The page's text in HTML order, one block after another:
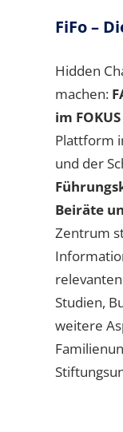
FiFo –
Hidden
machen:
im FOKUS
Plattform
und der
Beiräte
Zentrum
Studien,
weitere